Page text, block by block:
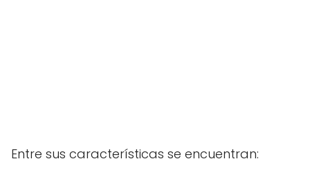
Entre sus características se encuentran: